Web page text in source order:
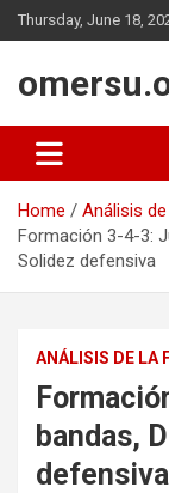
Skip
to
Thursday, June 18,
Home
Análisis
Formación 3-4-3:
Solidez defensiva
ANÁLISIS DE LA
bandas,
defensiva